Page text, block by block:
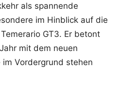
als spannende
im Hinblick auf die
GT3. Er betont
mit dem neuen
Vordergrund stehen